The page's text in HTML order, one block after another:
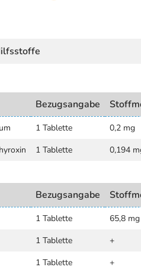
Bezugsangabe
1 Tablette
0,2 mg
1 Tablette
0,194
Bezugsangabe
1 Tablette
65,8 mg
1 Tablette
+
1 Tablette
+